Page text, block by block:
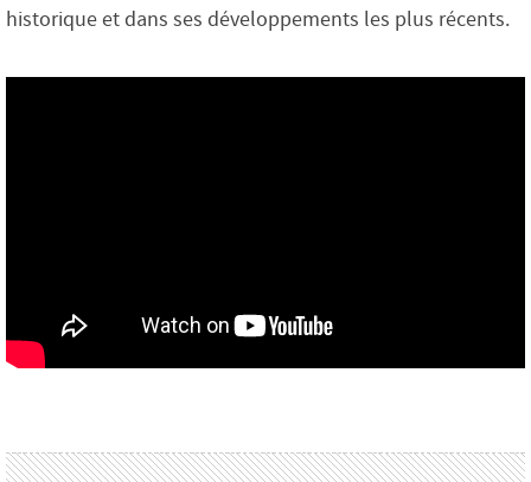
historique et dans ses développements les plus récents.